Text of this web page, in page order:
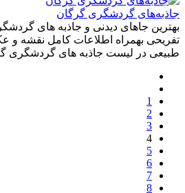
جاذبه‌های گردشگری گرگان
بهترین جاهای دیدنی و جاذبه های
تفریحی بهمراه اطلاعات کامل نقشه و
طبیعی در لیست جاذبه های گردشگری
1
2
3
4
5
6
7
8